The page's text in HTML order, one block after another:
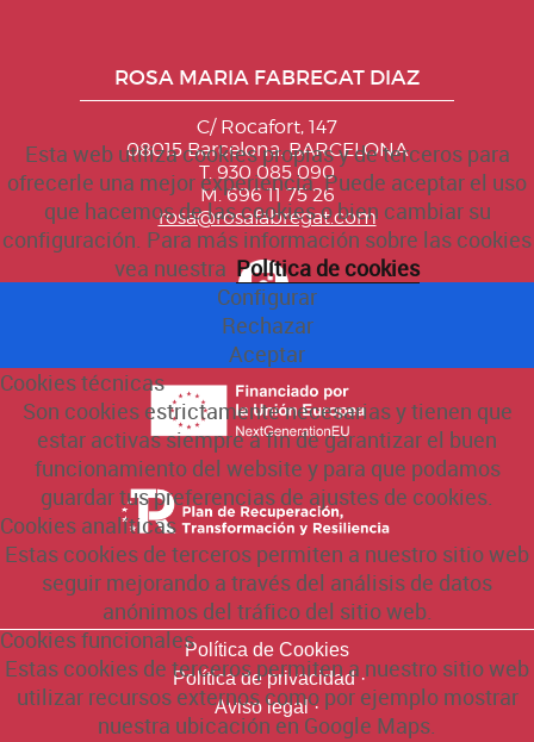
ROSA MARIA FABREGAT DIAZ
C/ Rocafort, 147
08015 Barcelona. BARCELONA
T. 930 085 090
M. 696 11 75 26
rosa@rosafabregat.com
Esta web utiliza cookies propias y de terceros para
ofrecerle una mejor experiencia. Puede aceptar el uso
que hacemos de las cookies o bien cambiar su
configuración. Para más información sobre las cookies
vea nuestra Política de cookies
Configurar
Rechazar
Aceptar
Cookies técnicas
Son cookies estrictamente necesarias y tienen que
estar activas siempre a fin de garantizar el buen
funcionamiento del website y para que podamos
guardar tus preferencias de ajustes de cookies.
Cookies analíticas
Estas cookies de terceros permiten a nuestro sitio web
seguir mejorando a través del análisis de datos
anónimos del tráfico del sitio web.
Cookies funcionales
Estas cookies de terceros permiten a nuestro sitio web
utilizar recursos externos como por ejemplo mostrar
nuestra ubicación en Google Maps.
Política de Cookies
Política de privacidad ·
Aviso legal ·